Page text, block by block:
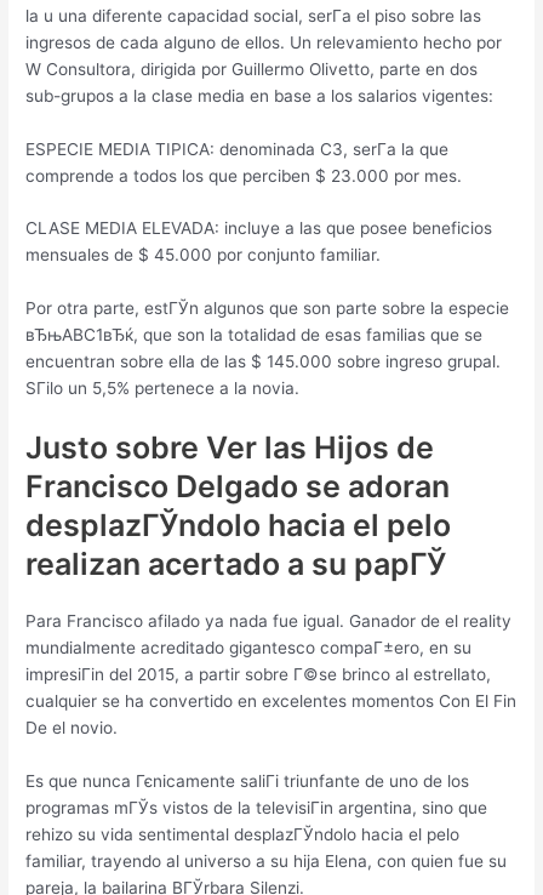
la u una diferente capacidad social, serГ­a el piso sobre las
ingresos de cada alguno de ellos. Un relevamiento hecho por
W Consultora, dirigida por Guillermo Olivetto, parte en dos
sub-grupos a la clase media en base a los salarios vigentes:
ESPECIE MEDIA TIPICA: denominada C3, serГ­a la que
comprende a todos los que perciben $ 23.000 por mes.
CLASE MEDIA ELEVADA: incluye a las que posee beneficios
mensuales de $ 45.000 por conjunto familiar.
Por otra parte, estГЎn algunos que son parte sobre la especie
вЂњABC1вЂќ, que son la totalidad de esas familias que se
encuentran sobre ella de las $ 145.000 sobre ingreso grupal.
SГіlo un 5,5% pertenece a la novia.
Justo sobre Ver las Hijos de
Francisco Delgado se adoran
desplazГЎndolo hacia el pelo
realizan acertado a su papГЎ
Para Francisco afilado ya nada fue igual. Ganador de el reality
mundialmente acreditado gigantesco compaГ±ero, en su
impresiГіn del 2015, a partir sobre Г©se brinco al estrellato,
cualquier se ha convertido en excelentes momentos Con El Fin
De el novio.
Es que nunca Гєnicamente saliГі triunfante de uno de los
programas mГЎs vistos de la televisiГіn argentina, sino que
rehizo su vida sentimental desplazГЎndolo hacia el pelo
familiar, trayendo al universo a su hija Elena, con quien fue su
pareja, la bailarina BГЎrbara Silenzi.